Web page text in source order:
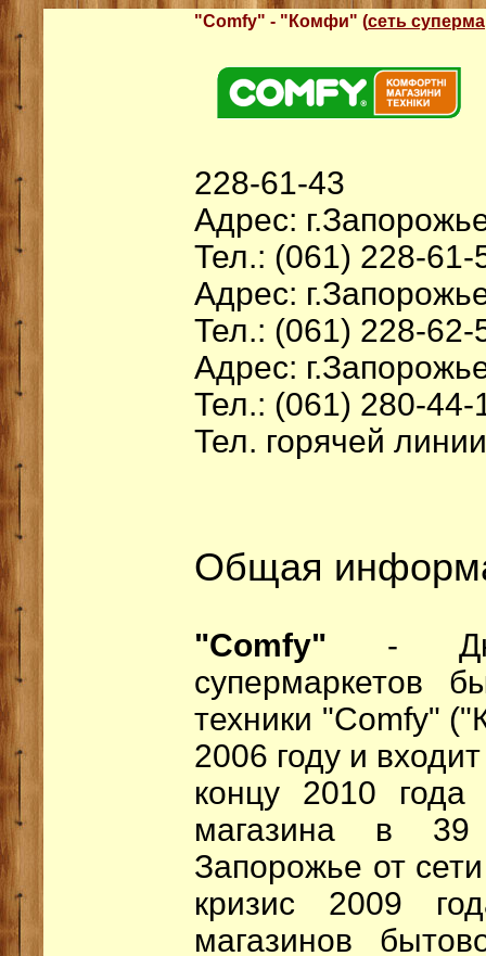
"Comfy" - "Комфи" (сеть
228-61-43
Адрес:
Тел.: (061) 228-
Адрес:
Тел.: (061) 228-
Адрес:
Тел.: (061) 280-44-
Тел. горячей
Общая
"Comfy" -
супермаркетов
техники "Comfy"
2006 году и
концу 2010
магазина в
Запорожье от
кризис 2009
магазинов